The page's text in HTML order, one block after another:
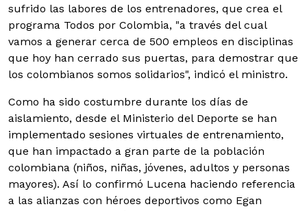
sufrido las labores de los entrenadores, que crea el
programa Todos por Colombia, "a través del cual
vamos a generar cerca de 500 empleos en disciplinas
que hoy han cerrado sus puertas, para demostrar que
los colombianos somos solidarios", indicó el ministro.
Como ha sido costumbre durante los días de
aislamiento, desde el Ministerio del Deporte se han
implementado sesiones virtuales de entrenamiento,
que han impactado a gran parte de la población
colombiana (niños, niñas, jóvenes, adultos y personas
mayores). Así lo confirmó Lucena haciendo referencia
a las alianzas con héroes deportivos como Egan